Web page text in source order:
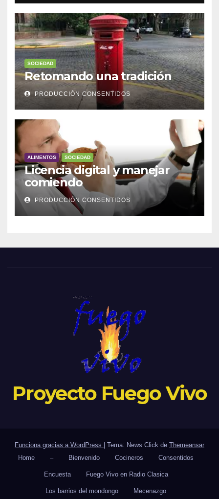
SOCIEDAD
Retomando una tradición
PRODUCCIÓN CONSENTIDOS
ALIMENTOS SOCIEDAD
Licencia digital y manejar
comiendo
PRODUCCIÓN CONSENTIDOS
Proyecto Fuego Vivo
Funciona gracias a WordPress Tema: News Click de Themeansar
Home
– Bienvenido Cocineros Consentidos
Encuesta Fuego Vivo en Radio Clasica
Los barrios del mondongo Mecenazgo